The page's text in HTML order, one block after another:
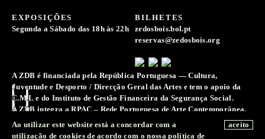
EXPOSIÇÕES
Segunda a Sábado das 18h às 22h
BILHETES
zedosbois.bol.pt
reservas@zedosbois.org
A ZDB é financiada pela República Portuguesa — Cultura,
Juventude e Desporto / Direcção Geral das Artes e tem o apoio da
C.M.L e do Instituto de Gestão Financeira da Segurança Social.
A ZDB integra a RPAC – Rede Portuguesa de Arte Contemporânea.
A Associação Zé dos Bois reserva-se o direito de recolher e
conservar registos de imagens, sons e voz para a difusão e
aceito
Ao utilizar este website está a concordar com a
utilização de cookies de acordo com o nossapolítica de